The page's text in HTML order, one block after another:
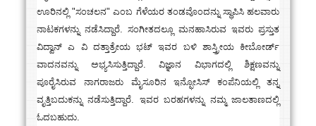
ಊರಿನಲ್ಲಿ "ಸಂಚಲನ" ಎಂಬ ಗೆಳೆಯರ ತಂಡವೊಂದನ್ನು ಸ್ಥಾಪಿಸಿ ಹಲವಾರು
ನಾಟಕಗಳನ್ನು ನಡೆಸಿದ್ದಾರೆ. ಸಂಗೀತದಲ್ಲೂ ಮನಹಾಸಿರುವ ಇವರು ಪ್ರಸ್ತುತ
ವಿದ್ವಾನ್ ಎ ವಿ ದತ್ತಾತ್ರೇಯ ಭಟ್ ಇವರ ಬಳಿ ಶಾಸ್ತ್ರೀಯ ಕೀಬೋರ್ಡ್
ವಾದನವನ್ನು ಅಭ್ಯಸಿಸುತ್ತಿದ್ದಾರೆ. ವಿಜ್ಞಾನ ವಿಭಾಗದಲ್ಲಿ ಶಿಕ್ಷಣವನ್ನು
ಪೂರೈಸಿರುವ ನಾಗರಾಜರು ಮೈಸೂರಿನ ಇನ್ಫೋಸಿಸ್ ಕಂಪೆನಿಯಲ್ಲಿ ತನ್ನ
ವೃತ್ತಿಬದುಕನ್ನು ನಡೆಸುತ್ತಿದ್ದಾರೆ. ಇವರ ಬರಹಗಳನ್ನು ನಮ್ಮ ಜಾಲತಾಣದಲ್ಲಿ
ಓದಬಹುದು.